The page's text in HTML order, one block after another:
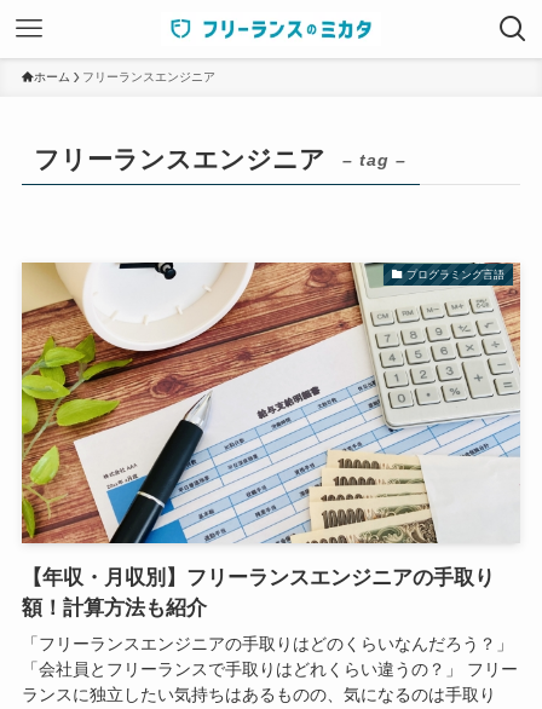
ホーム フリーランスエンジニア
フリーランスエンジニア – tag –
プログラミング言語
【年収・月収別】フリーランスエンジニアの手取り
額！計算方法も紹介
「フリーランスエンジニアの手取りはどのくらいなんだろう？」
「会社員とフリーランスで手取りはどれくらい違うの？」 フリー
ランスに独立したい気持ちはあるものの、気になるのは手取り